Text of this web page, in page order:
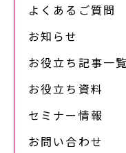
よくあるご質問
お知らせ
お役立ち記事一覧
お役立ち資料
セミナー情報
お問い合わせ